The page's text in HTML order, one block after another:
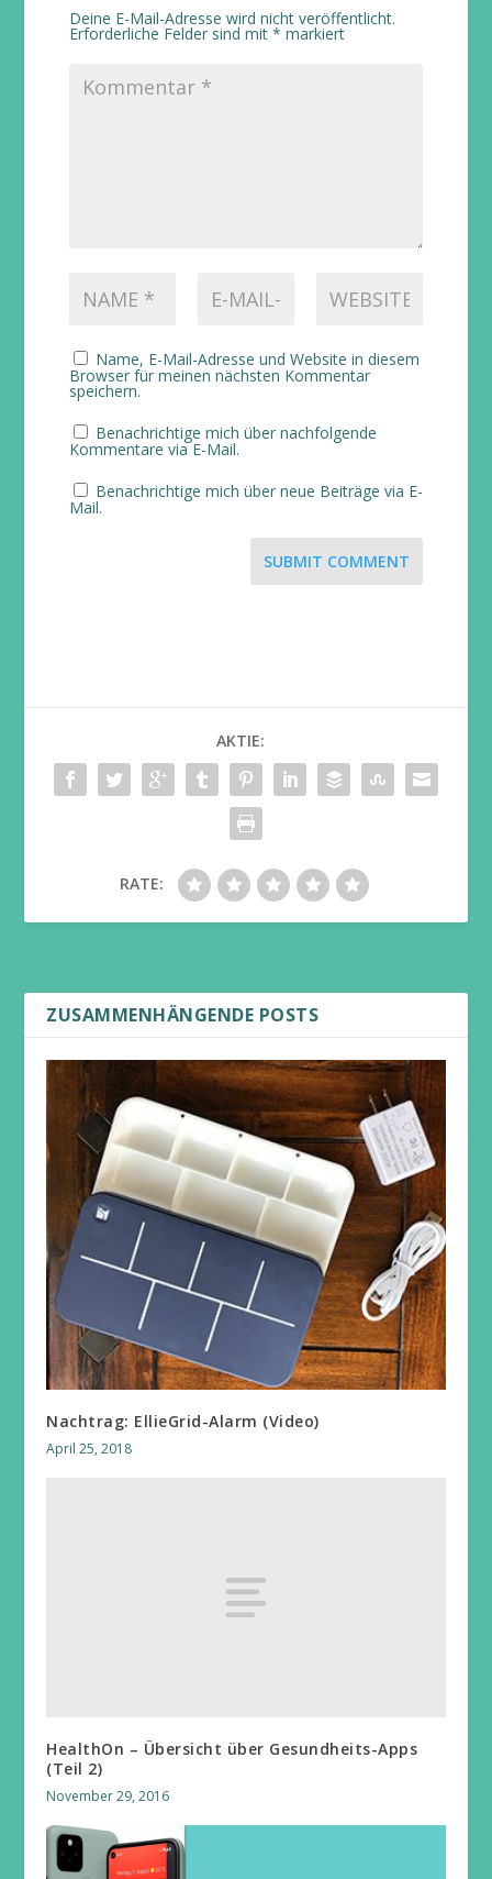
Deine E-Mail-Adresse wird nicht veröffentlicht.
Erforderliche Felder sind mit * markiert
Name, E-Mail-Adresse und Website in diesem
Browser für meinen nächsten Kommentar
speichern.
Benachrichtige mich über nachfolgende
Kommentare via E-Mail.
Benachrichtige mich über neue Beiträge via E-
Mail.
SUBMIT COMMENT
AKTIE:
RATE:
ZUSAMMENHÄNGENDE POSTS
Nachtrag: EllieGrid-Alarm (Video)
April 25, 2018
HealthOn – Übersicht über Gesundheits-Apps
(Teil 2)
November 29, 2016